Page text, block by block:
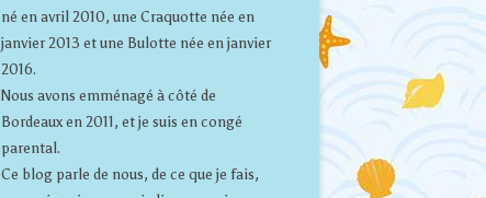
né en avril 2010, une Craquotte née en
janvier 2013 et une Bulotte née en janvier
2016.
Nous avons emménagé à côté de
Bordeaux en 2011, et je suis en congé
parental.
Ce blog parle de nous, de ce que je fais,